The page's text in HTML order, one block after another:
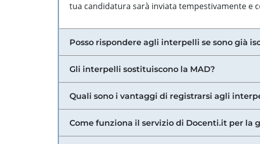
tua candidatura sarà inviata tempestivamente e
Posso rispondere agli interpelli se sono già
Gli interpelli sostituiscono la MAD?
Quali sono i vantaggi di registrarsi agli
Come funziona il servizio di Docenti.it per la